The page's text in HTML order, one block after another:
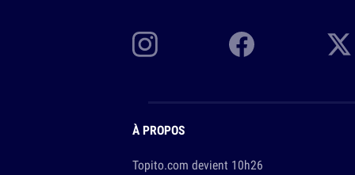
À PROPOS
Topito.com devient 10h26